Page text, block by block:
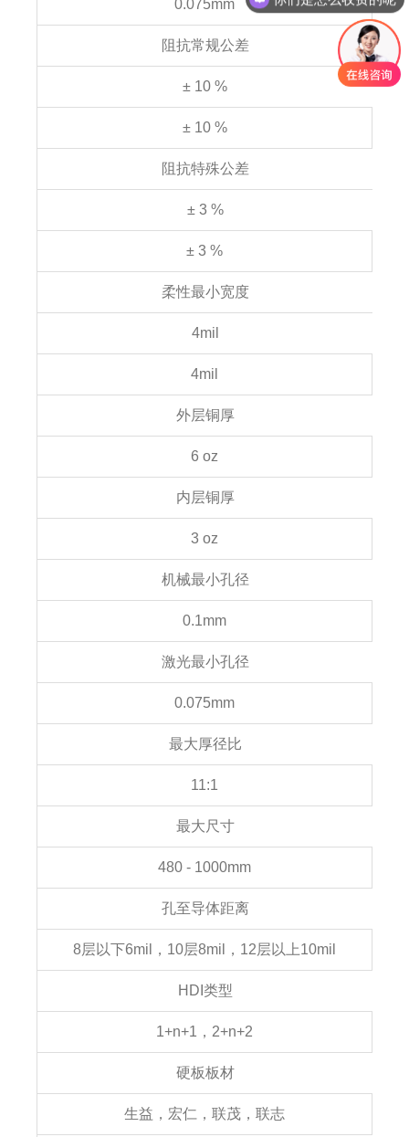
0.075mm
阻抗常规公差
± 10 %
± 10 %
阻抗特殊公差
± 3 %
± 3 %
柔性最小宽度
4mil
4mil
外层铜厚
6 oz
内层铜厚
3 oz
机械最小孔径
0.1mm
激光最小孔径
0.075mm
最大厚径比
11:1
最大尺寸
480 - 1000mm
孔至导体距离
8层以下6mil，10层8mil，12层以上10mil
HDI类型
1+n+1，2+n+2
硬板板材
生益，宏仁，联茂，联志